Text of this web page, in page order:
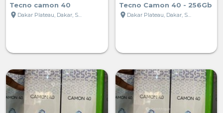
Tecno camon 40
location_on
Dakar Plateau, Dakar, Sénégal
Tecno Camon 40 - 256Gb
location_on
Dakar Plateau, Dakar, Sénégal